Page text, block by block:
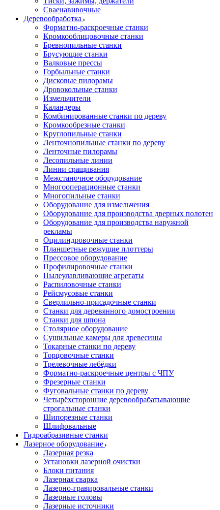
Cваенавивочные
Деревообработка
Форматно-раскроечные станки
Кромкооблицовочные станки
Бревнопильные станки
Брусующие станки
Валковые прессы
Горбыльные станки
Дисковые пилорамы
Дровокольные станки
Измельчители
Каландеры
Комбинированные станки по дереву
Кромкообрезные станки
Круглопильные станки
Ленточнопильные станки по дереву
Ленточные пилорамы
Лесопильные линии
Линии сращивания
Межстаночное оборудование
Многооперационные станки
Многопильные станки
Оборудование для измельчения
Оборудование для производства дверных полотен
Оборудование для производства наружной
рекламы
Оцилиндровочные станки
Планшетные режущие плоттеры
Прессовое оборудование
Профилировочные станки
Пылеулавливающие агрегаты
Распиловочные станки
Рейсмусовые станки
Сверлильно-присадочные станки
Станки для деревянного домостроения
Станки для шпона
Столярное оборудование
Сушильные камеры для древесины
Токарные станки по дереву
Торцовочные станки
Трелевочные лебёдки
Форматно-раскроечные центры с ЧПУ
Фрезерные станки
Фуговальные станки по дереву
Четырёхсторонние деревообрабатывающие
строгальные станки
Шипорезные станки
Шлифовальные
Гидроабразивные станки
Лазерное оборудование
Лазерная резка
Установки лазерной очистки
Блоки питания
Лазерная сварка
Лазерно-гравировальные станки
Лазерные головы
Лазерные источники